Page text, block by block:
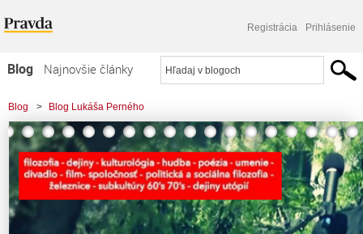
Registrácia Prihlásenie
Blog
Najnovšie články
Najčítanejšie články
Najkomentovanejšie články
Zoznam blogov
Komerčné blogy
Blog > Blog Lukáša Perného
> Hudba je medzinárodný jazyk emócií, skúseností a myšlienok (rozhovor s
medzinárodne známym huslistom